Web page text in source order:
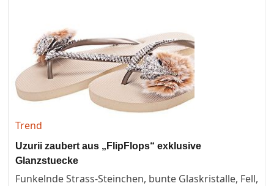
Trend
Uzurii zaubert aus „FlipFlops“ exklusive
Glanzstuecke
Funkelnde Strass-Steinchen, bunte Glaskristalle, Fell,